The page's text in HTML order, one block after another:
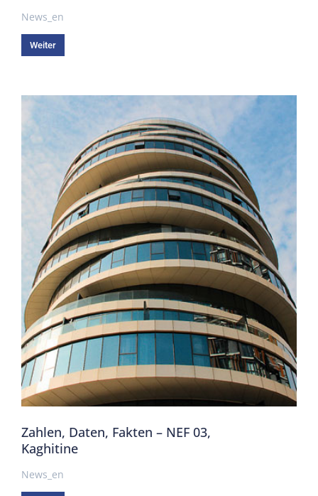
News_en
Weiter
Zahlen, Daten, Fakten – NEF 03,
Kaghitine
News_en